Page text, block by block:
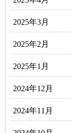
2025年3月
2025年2月
2025年1月
2024年12月
2024年11月